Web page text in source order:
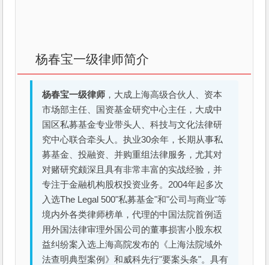
杨春宝一级律师简介
杨春宝一级律师 ，大成上海高级合伙人、资本
市场部主任、国资基金研究中心主任，大成中
国区私募基金专业带头人、科技与文化法律研
究中心联合牵头人。执业30余年，长期从事私
募基金、投融资、并购重组法律服务，尤其对
对赌研究颇深且具有非常丰富的实战经验，并
专注于金融机构股权投资业务。2004年起多次
入选The Legal 500"私募基金"和"公司与商业"等
境内外各类律师榜单，代理的中国法院首例适
用外国法律审理外国公司的董事损害小股东权
益纠纷案入选上海高院发布的《上海法院域外
法查明典型案例》和威科先行"要案头条"。具有